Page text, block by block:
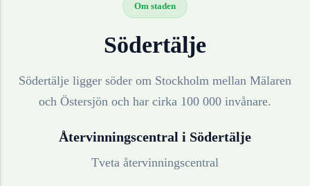
Om staden
Södertälje
Södertälje ligger söder om Stockholm mellan Mälaren
och Östersjön och har cirka 100 000 invånare.
Återvinningscentral i Södertälje
Tveta återvinningscentral